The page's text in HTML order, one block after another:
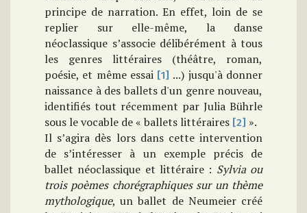
principe de narration. En effet, loin de se
replier sur elle-même, la danse
néoclassique s’associe délibérément à tous
les genres littéraires (théâtre, roman,
poésie, et même essai [1] ...) jusqu'à donner
naissance à des ballets d'un genre nouveau,
identifiés tout récemment par Julia Bührle
sous le vocable de « ballets littéraires [2] ».
Il s’agira dès lors dans cette intervention
de s’intéresser à un exemple précis de
ballet néoclassique et littéraire : Sylvia ou
trois poèmes chorégraphiques sur un thème
mythologique, un ballet de Neumeier créé